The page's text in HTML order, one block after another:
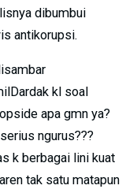
dibumbui
antikorupsi.
kl soal
apa gmn ya?
ngurus???
k berbagai lini kuat
tak satu matapun